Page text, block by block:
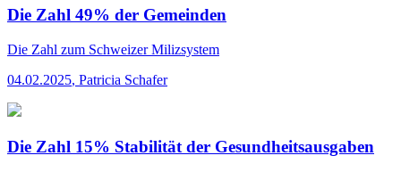
Die Zahl 49% der Gemeinden
Die Zahl zum Schweizer Milizsystem
04.02.2025, Patricia Schafer
Die Zahl 15% Stabilität der Gesundheitsausgaben